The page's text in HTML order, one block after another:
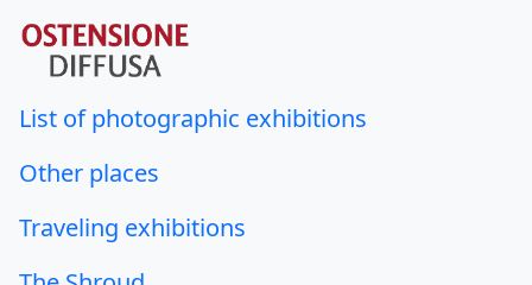
List of photographic exhibitions
Other places
Traveling exhibitions